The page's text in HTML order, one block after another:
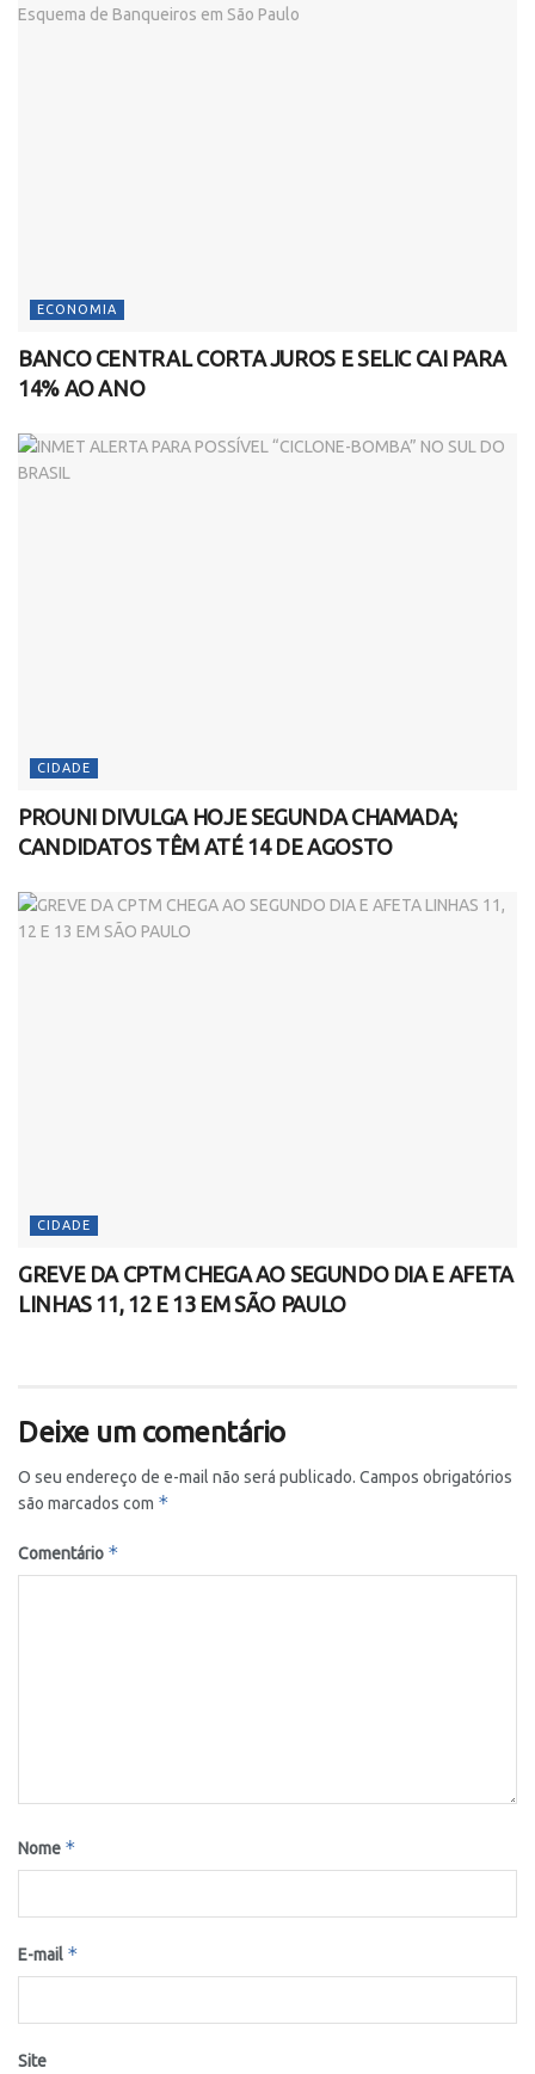
ECONOMIA
BANCO CENTRAL CORTA JUROS E SELIC CAI PARA
14% AO ANO
CIDADE
PROUNI DIVULGA HOJE SEGUNDA CHAMADA;
CANDIDATOS TÊM ATÉ 14 DE AGOSTO
CIDADE
GREVE DA CPTM CHEGA AO SEGUNDO DIA E AFETA
LINHAS 11, 12 E 13 EM SÃO PAULO
Deixe um comentário
O seu endereço de e-mail não será publicado. Campos obrigatórios
são marcados com *
Comentário *
Nome *
E-mail *
Site